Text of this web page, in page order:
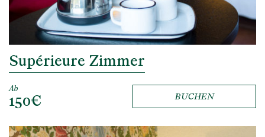
Supérieure Zimmer
Ab
150€ BUCHEN